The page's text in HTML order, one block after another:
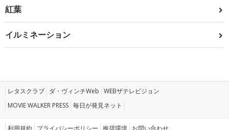
紅葉
イルミネーション
レタスクラブ ダ・ヴィンチWeb WEBザテレビジョン
MOVIE WALKER PRESS 毎日が発見ネット
利用規約 プライバシーポリシー 推奨環境 お問い合わせ